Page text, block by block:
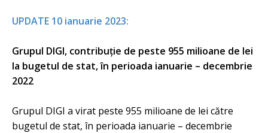
UPDATE 10 ianuarie 2023:
Grupul DIGI, contribuție de peste 955 milioane de lei
la bugetul de stat, în perioada ianuarie – decembrie
2022
Grupul DIGI a virat peste 955 milioane de lei către
bugetul de stat, în perioada ianuarie – decembrie